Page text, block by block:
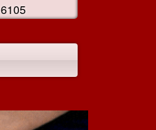
6105